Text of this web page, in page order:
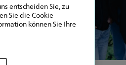
+49 2195 92986711
E-Mail senden
09:00 - 13:00
entscheiden Sie, zu
Sie die Cookie-
können Sie Ihre